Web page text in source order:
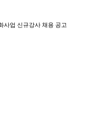
사업 신규강사 채용 공고